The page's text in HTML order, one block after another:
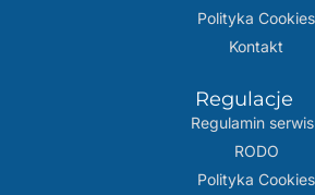
Polityka Cookies
Kontakt
Regulacje
Regulamin
RODO
Polityka Cookies